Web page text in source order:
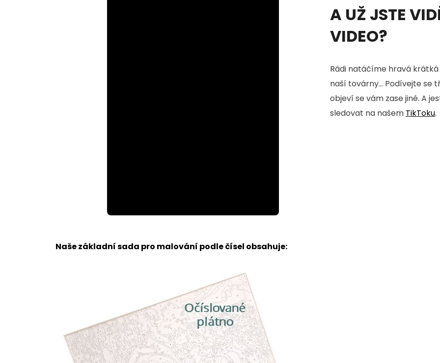
63.28%
A UŽ JSTE
VIDEO?
Rádi natáčíme hravá krátká
naší továrny... Podívejte se
objeví se vám zase jiné. A
sledovat na našem TikToku.
Naše základní sada pro malování podle čísel obsahuje: